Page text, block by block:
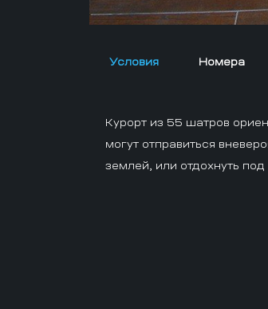
Условия Номера
Курорт из 55 шатров
могут отправиться
землей, или отдохнуть